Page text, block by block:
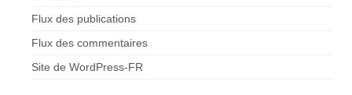
Flux des publications
Flux des commentaires
Site de WordPress-FR